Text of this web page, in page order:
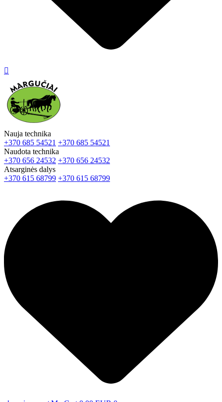

Nauja technika
+370 685 54521 +370 685 54521
Naudota technika
+370 656 24532 +370 656 24532
Atsarginės dalys
+370 615 68799 +370 615 68799